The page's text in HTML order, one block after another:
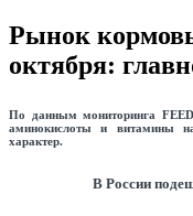
Рынок
октября:
По данным мониторинга
аминокислоты и витамины
характер.
В России